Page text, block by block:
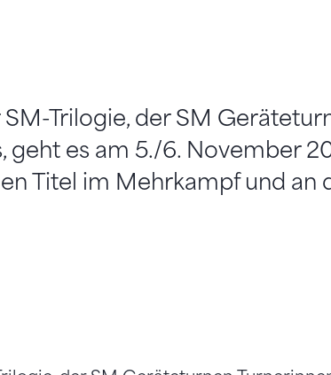
SM-Trilogie, der SM
geht es am 5./6. November
Titel im Mehrkampf und an